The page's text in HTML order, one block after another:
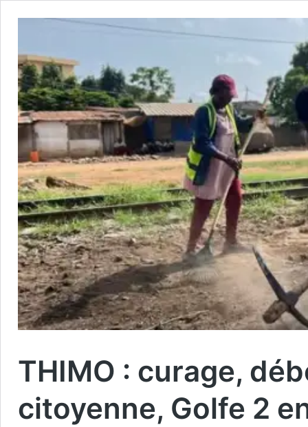
THIMO : curage,
citoyenne, Golfe 2